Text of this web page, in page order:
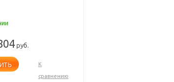
руб.
К
сравнению